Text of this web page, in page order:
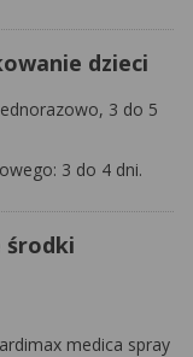
dzieci
3 do 5
3 do 4 dni.
środki
medica spray